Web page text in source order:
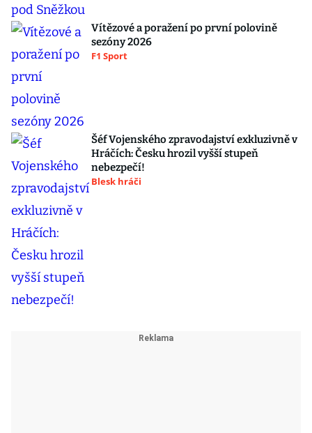
Vítězové a poražení po první polovině
sezóny 2026
F1 Sport
Šéf Vojenského zpravodajství exkluzivně v
Hráčích: Česku hrozil vyšší stupeň
nebezpečí!
Blesk hráči